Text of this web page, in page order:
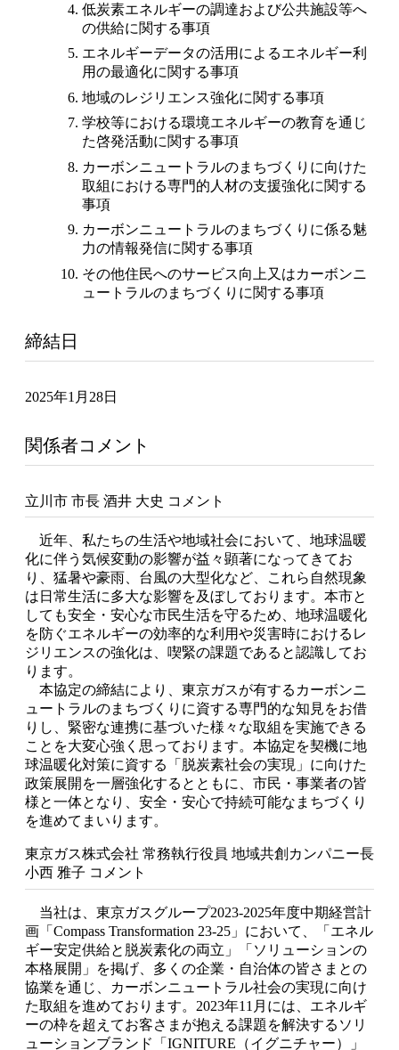
低炭素エネルギーの調達および公共施設等へ
の供給に関する事項
エネルギーデータの活用によるエネルギー利
用の最適化に関する事項
地域のレジリエンス強化に関する事項
学校等における環境エネルギーの教育を通じ
た啓発活動に関する事項
カーボンニュートラルのまちづくりに向けた
取組における専門的人材の支援強化に関する
事項
カーボンニュートラルのまちづくりに係る魅
力の情報発信に関する事項
その他住民へのサービス向上又はカーボンニ
ュートラルのまちづくりに関する事項
締結日
2025年1月28日
関係者コメント
立川市 市長 酒井 大史 コメント
近年、私たちの生活や地域社会において、地球温暖
化に伴う気候変動の影響が益々顕著になってきてお
り、猛暑や豪雨、台風の大型化など、これら自然現象
は日常生活に多大な影響を及ぼしております。本市と
しても安全・安心な市民生活を守るため、地球温暖化
を防ぐエネルギーの効率的な利用や災害時におけるレ
ジリエンスの強化は、喫緊の課題であると認識してお
ります。
本協定の締結により、東京ガスが有するカーボンニ
ュートラルのまちづくりに資する専門的な知見をお借
りし、緊密な連携に基づいた様々な取組を実施できる
ことを大変心強く思っております。本協定を契機に地
球温暖化対策に資する「脱炭素社会の実現」に向けた
政策展開を一層強化するとともに、市民・事業者の皆
様と一体となり、安全・安心で持続可能なまちづくり
を進めてまいります。
東京ガス株式会社 常務執行役員 地域共創カンパニー長
小西 雅子 コメント
当社は、東京ガスグループ2023-2025年度中期経営計
画「Compass Transformation 23-25」において、「エネル
ギー安定供給と脱炭素化の両立」「ソリューションの
本格展開」を掲げ、多くの企業・自治体の皆さまとの
協業を通じ、カーボンニュートラル社会の実現に向け
た取組を進めております。2023年11月には、エネルギ
ーの枠を超えてお客さまが抱える課題を解決するソリ
ューションブランド「IGNITURE（イグニチャー）」